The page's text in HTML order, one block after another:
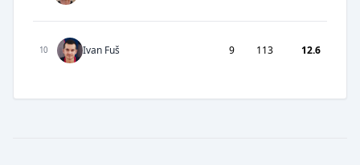
10 Ivan Fuš 9 113 12.6